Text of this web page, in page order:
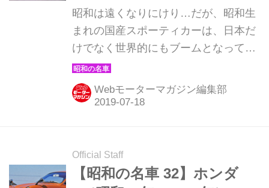
昭和は遠くなりにけり…だが、昭和生
まれの国産スポーティカーは、日本だ
けでなく世界的にもブームとなってい
る。そんな昭和の名車たちを時系列で
紹介していこう。ここでは1970年発売
のトヨタ セリカ 1600GTを解説。
Webモーターマガジン編集部
Official Staff
【昭和の名車 32】ホンダ